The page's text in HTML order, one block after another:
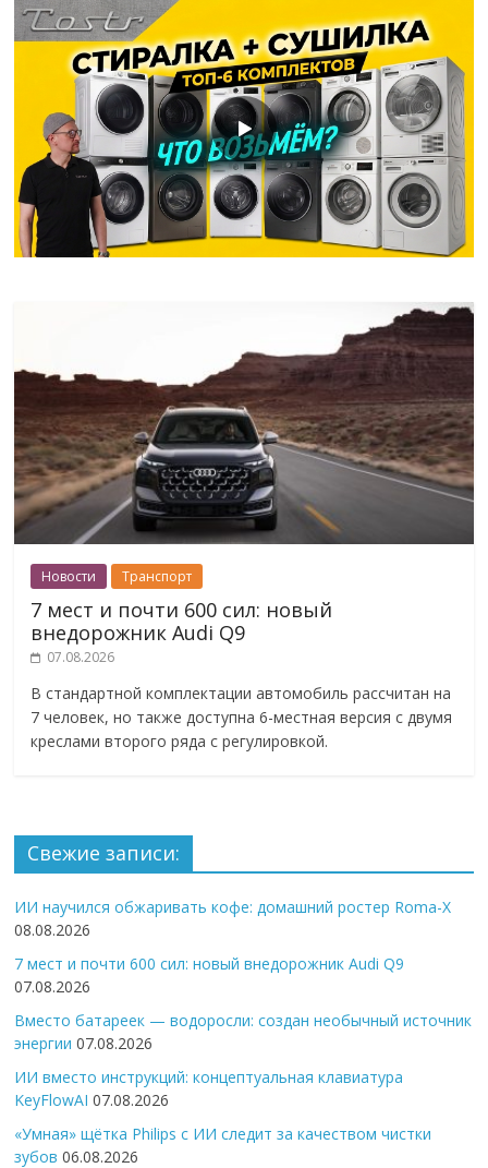
Новости Транспорт
7 мест и почти 600 сил: новый
внедорожник Audi Q9
07.08.2026
В стандартной комплектации автомобиль рассчитан на
7 человек, но также доступна 6-местная версия с двумя
креслами второго ряда с регулировкой.
Свежие записи:
ИИ научился обжаривать кофе: домашний ростер Roma-X
08.08.2026
7 мест и почти 600 сил: новый внедорожник Audi Q9
07.08.2026
Вместо батареек — водоросли: создан необычный источник
энергии 07.08.2026
ИИ вместо инструкций: концептуальная клавиатура
KeyFlowAI 07.08.2026
«Умная» щётка Philips с ИИ следит за качеством чистки
зубов 06.08.2026